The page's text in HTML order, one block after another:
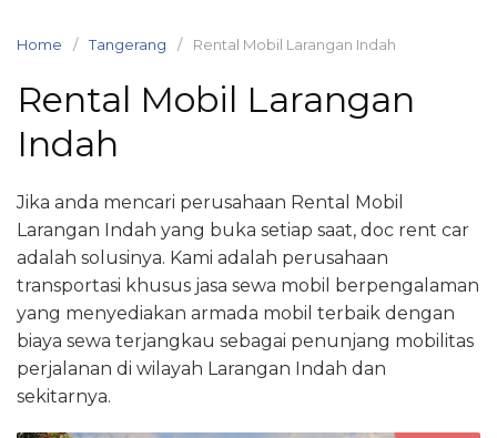
Home Tangerang Rental Mobil Larangan Indah
Rental Mobil Larangan
Indah
Jika anda mencari perusahaan Rental Mobil
Larangan Indah yang buka setiap saat, doc rent car
adalah solusinya. Kami adalah perusahaan
transportasi khusus jasa sewa mobil berpengalaman
yang menyediakan armada mobil terbaik dengan
biaya sewa terjangkau sebagai penunjang mobilitas
perjalanan di wilayah Larangan Indah dan
sekitarnya.